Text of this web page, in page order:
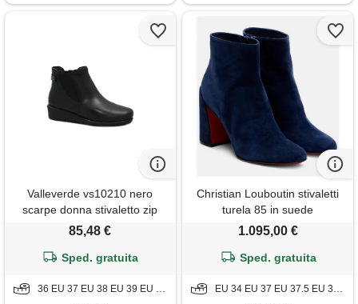
Valleverde vs10210 nero
scarpe donna stivaletto zip
elastico pelle zeppa 38
85,48 €
Sped. gratuita
36 EU 37 EU 38 EU 39 EU 40 EU
Christian Louboutin stivaletti
turela 85 in suede
1.095,00 €
Sped. gratuita
EU 34 EU 37 EU 37.5 EU 38 EU 39.5 EU 41.5